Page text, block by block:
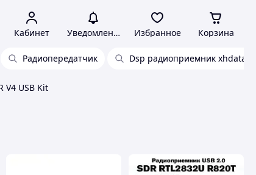
Кабинет Уведомления Избранное Корзина
Радиопередатчик Dsp радиоприемник xhdata
V4 USB Kit